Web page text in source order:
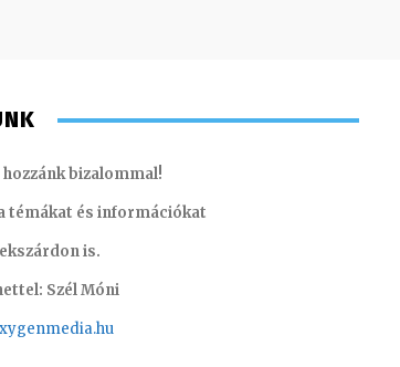
bizalommal!
témákat és információkat
is.
Szél Móni